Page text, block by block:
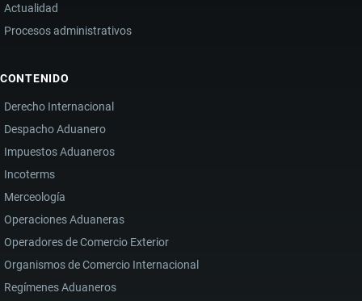
Actualidad
Procesos administrativos
CONTENIDO
Derecho Internacional
Despacho Aduanero
Impuestos Aduaneros
Incoterms
Merceología
Operaciones Aduaneras
Operadores de Comercio Exterior
Organismos de Comercio Internacional
Regímenes Aduaneros